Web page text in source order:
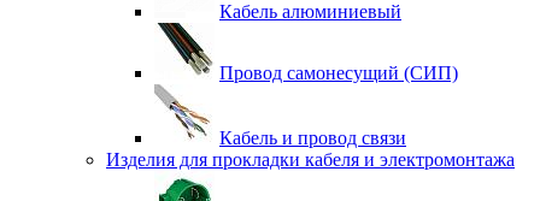
Кабель алюминиевый
Провод самонесущий (СИП)
Кабель и провод связи
Изделия для прокладки кабеля и электромонтажа